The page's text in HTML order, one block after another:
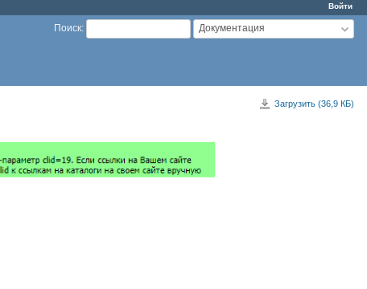
Войти
Поиск: Документация
Загрузить (36,9 КБ)